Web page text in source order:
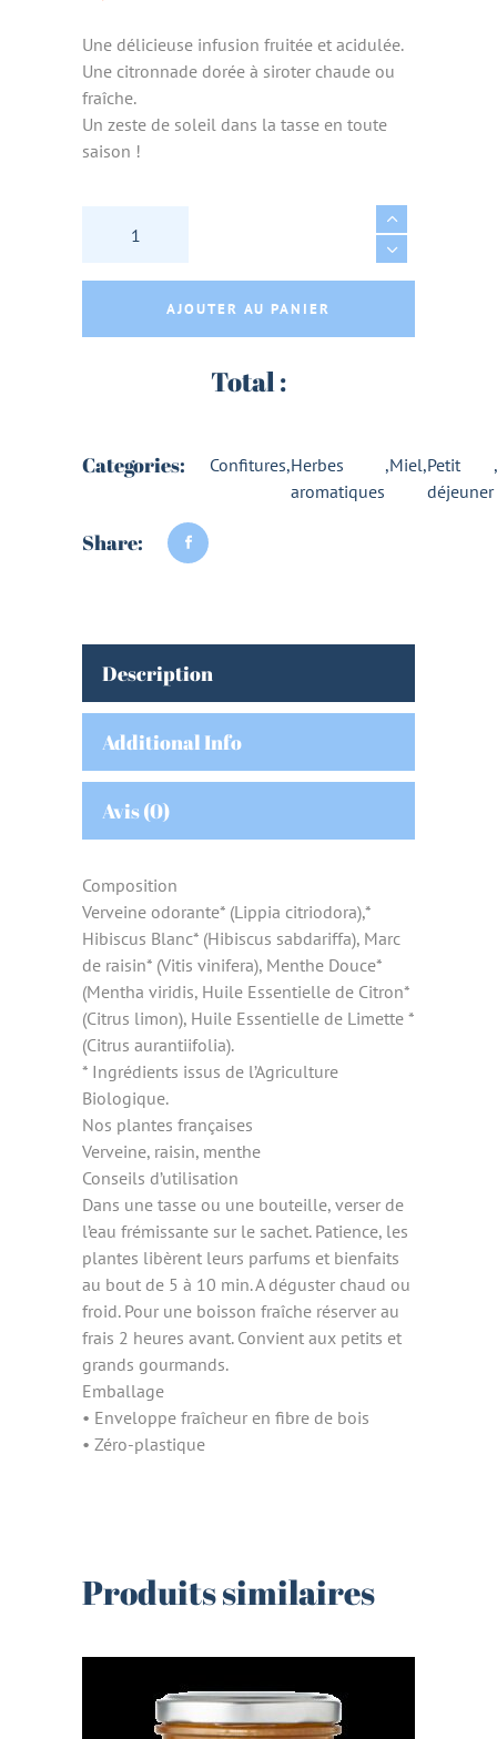
Une délicieuse infusion fruitée et acidulée.
Une citronnade dorée à siroter chaude ou
fraîche.
Un zeste de soleil dans la tasse en toute
saison !
TISANE NOTE DE CITRON DORE AU
AJOUTER AU PANIER
Total :
Categories: Confitures,Herbes
aromatiques
,Miel,Petit
déjeuner
,
Share:
Description
Additional Info
Avis (0)
Composition
Verveine odorante* (Lippia citriodora),*
Hibiscus Blanc* (Hibiscus sabdariffa), Marc
de raisin* (Vitis vinifera), Menthe Douce*
(Mentha viridis, Huile Essentielle de Citron*
(Citrus limon), Huile Essentielle de Limette *
(Citrus aurantiifolia).
* Ingrédients issus de l’Agriculture
Biologique.
Nos plantes françaises
Verveine, raisin, menthe
Conseils d’utilisation
Dans une tasse ou une bouteille, verser de
l’eau frémissante sur le sachet. Patience, les
plantes libèrent leurs parfums et bienfaits
au bout de 5 à 10 min. A déguster chaud ou
froid. Pour une boisson fraîche réserver au
frais 2 heures avant. Convient aux petits et
grands gourmands.
Emballage
• Enveloppe fraîcheur en fibre de bois
• Zéro-plastique
Produits similaires